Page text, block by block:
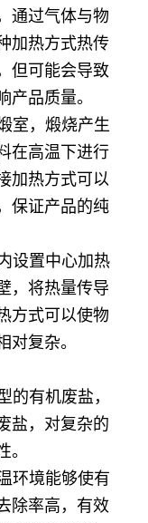
通过气体与物
加热方式热传
但可能会导致
产品质量。
室，煅烧产生
在高温下进行
加热方式可以
保证产品的纯
设置中心加热
，将热量传导
方式可以使物
对复杂。
的有机废盐，
盐，对复杂的
。
环境能够使有
除率高，有效